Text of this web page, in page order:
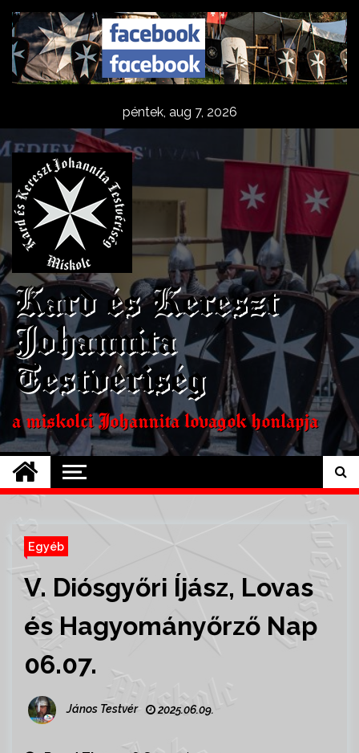
Skip
content
péntek, aug 7, 2026
Kard és Kereszt
Johannita
Testvériség
a miskolci Johannita lovagok honlapja
Egyéb
V. Diósgyőri Íjász, Lovas
és Hagyományőrző Nap
06.07.
János Testvér 2025.06.09.